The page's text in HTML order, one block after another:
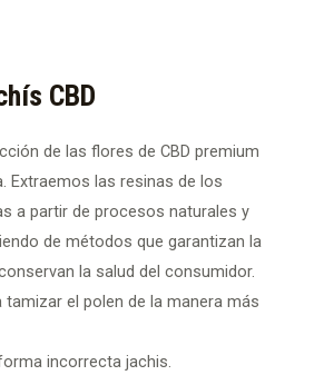
CBD
de las flores de CBD premium
Extraemos las resinas de los
a partir de procesos naturales y
de métodos que garantizan la
la salud del consumidor.
el polen de la manera más
incorrecta jachis.